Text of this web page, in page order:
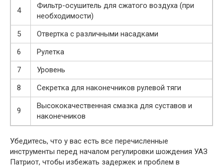
4
Фильтр-осушитель для сжатого воздуха (при
необходимости)
5
Отвертка с различными насадками
6
Рулетка
7
Уровень
8
Секретка для наконечников рулевой тяги
9
Высококачественная смазка для суставов и
наконечников
Убедитесь, что у вас есть все перечисленные
инструменты перед началом регулировки шождения УАЗ
Патриот, чтобы избежать задержек и проблем в